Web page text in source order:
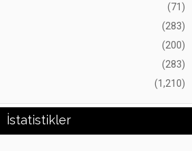
(71)
(283)
(200)
(283)
(1,210)
İstatistikler